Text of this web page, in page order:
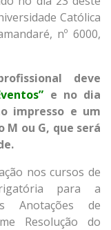
Católica
nº 6000,
deve
e no dia
impresso e um
ou G, que será
nos cursos de
para a
Anotações de
Resolução do